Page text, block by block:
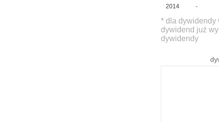
2014
-
* dla dywidendy
dywidend już
dywidendy